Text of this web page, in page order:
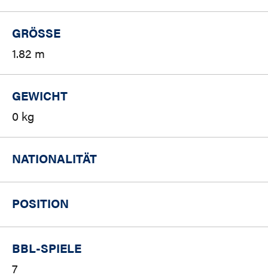
GRÖSSE
1.82 m
GEWICHT
0 kg
NATIONALITÄT
POSITION
BBL-SPIELE
7